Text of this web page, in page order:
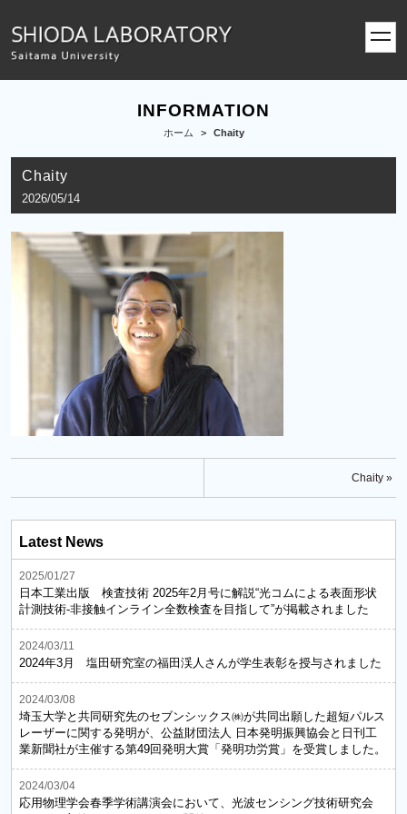
toggle
INFORMATION
ホーム > Chaity
Chaity
2026/05/14
Chaity »
Latest News
2025/01/27
日本工業出版 検査技術 2025年2月号に解説“光コムによる表面形状
計測技術-非接触インライン全数検査を目指して”が掲載されました
2024/03/11
2024年3月 塩田研究室の福田渓人さんが学生表彰を授与されました
2024/03/08
埼玉大学と共同研究先のセブンシックス㈱が共同出願した超短パルス
レーザーに関する発明が、公益財団法人 日本発明振興協会と日刊工
業新聞社が主催する第49回発明大賞「発明功労賞」を受賞しました。
2024/03/04
応用物理学会春季学術講演会において、光波センシング技術研究会